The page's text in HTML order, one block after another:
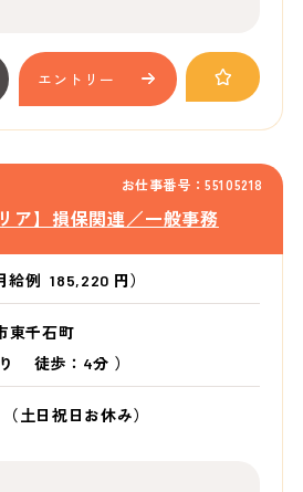
エントリー
お仕事番号：55105218
ア】損保関連／一般事務
給例 185,220 円）
東千石町
り 徒歩：4分 ）
（土日祝日お休み）